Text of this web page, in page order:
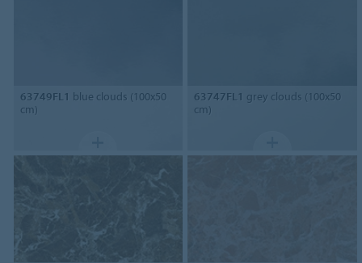
63749FL1 blue clouds (100x50
cm)
63747FL1 grey clouds (100x50
cm)